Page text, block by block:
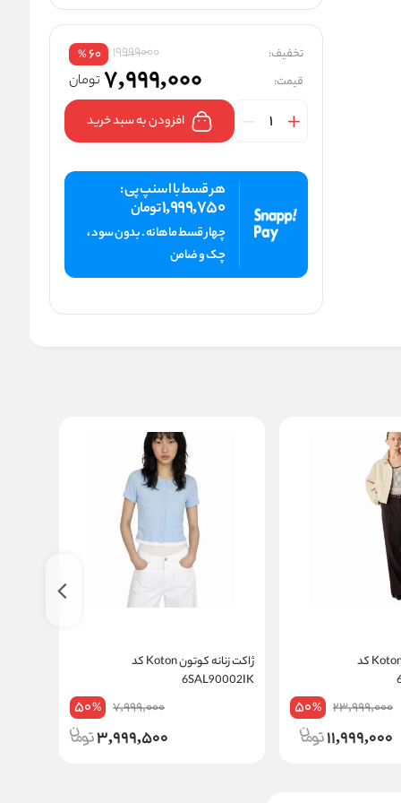
تخفیف: 19999000
60
%
قیمت: 7,999,000 تومان
افزودن به سبد خرید
هر قسط با اسنپ پی :
1,999,750تومان
چهار قسط ماهانه . بدون سود ،
چک و ضامن
کت زنانه کوتون Koton کد
23,999,000
50%
11,999,000
ژاکت زنانه کوتون Koton کد
6SAL90002IK
7,999,000
50%
3,999,500